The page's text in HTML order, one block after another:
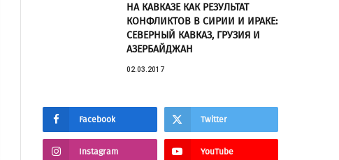
НА КАВКАЗЕ КАК РЕЗУЛЬТАТ
КОНФЛИКТОВ В СИРИИ И ИРАКЕ:
СЕВЕРНЫЙ КАВКАЗ, ГРУЗИЯ И
АЗЕРБАЙДЖАН
02.03.2017
Facebook Twitter
Instagram YouTube